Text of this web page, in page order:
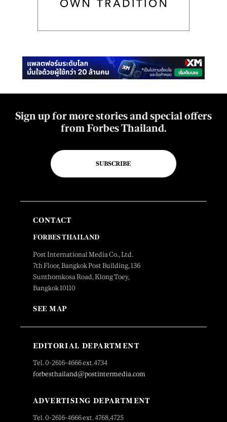
Sign up for more stories and special offers
from Forbes Thailand.
SUBSCRIBE
CONTACT
FORBES THAILAND
Post International Media Co., Ltd.
7th Floor, Bangkok Post Building, 136
Sunthornkosa Road, Klong Toey,
Bangkok 10110
SEE MAP
EDITORIAL DEPARTMENT
Tel. 0-2616-4666 ext.4734
forbesthailand@postintermedia.com
ADVERTISING DEPARTMENT
Tel. 0-2616-4666 ext. 4768,4725